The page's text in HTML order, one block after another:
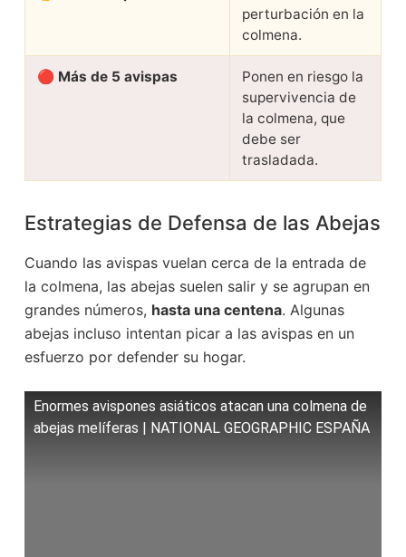
perturbación en la
colmena.
🔴 Más de 5 avispas
Ponen en riesgo la
supervivencia de
la colmena, que
debe ser
trasladada.
Estrategias de Defensa de las Abejas
Cuando las avispas vuelan cerca de la entrada de
la colmena, las abejas suelen salir y se agrupan en
grandes números, hasta una centena. Algunas
abejas incluso intentan picar a las avispas en un
esfuerzo por defender su hogar.
Enormes avispones asiáticos atacan una colmena de
abejas melíferas | NATIONAL GEOGRAPHIC ESPAÑA